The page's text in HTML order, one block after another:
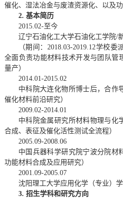
催化、湿法冶金与废渣资源化、以及功
2. 基本简历
2015.02-至今
辽宁石油化工大学石油化工学院/
（期间：2018.03-2019.12学校
全面负责功能材料技术开发与团队管
量产）
2014.01-2015.02
中科院大连化物所博士后，合作
催化材料前沿研究）
2009.02-2014.01
中科院金属研究所材料物理与化
合成、表征及催化活性测试全流程）
2005.09-2008.06
中国兵器科学研究院宁波分院材
功能材料合成及应用研究）
2001.09-2005.07
沈阳理工大学应用化学（专业）
3. 招生学科和研究方向